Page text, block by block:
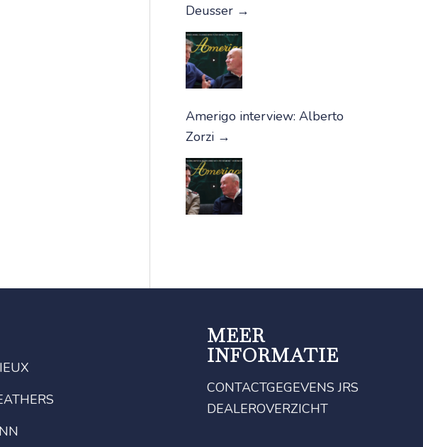
Deusser →
Amerigo interview: Alberto
Zorzi →
MEER
INFORMATIE
CONTACTGEGEVENS JRS
DEALEROVERZICHT